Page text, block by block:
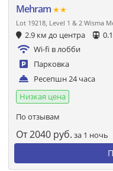
Mehram ★★
Lot 19218, Level 1 & 2 Wisma
2.9 км до центра
Wi-fi в лобби
Парковка
Ресепшн 24 часа
Низкая цена
По отзывам
От2040 руб. за 1 ночь